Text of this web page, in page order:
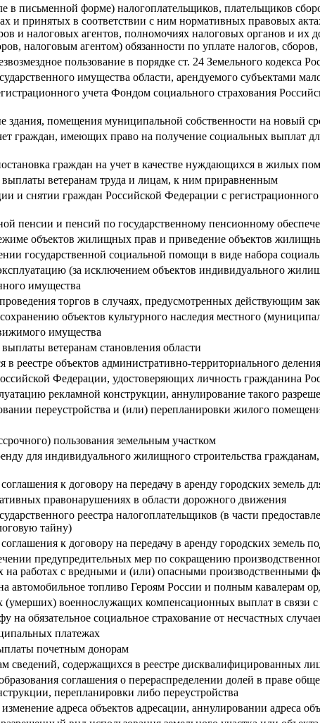
в письменной форме) налогоплательщиков, плательщиков
и принятых в соответствии с ним нормативных правовых
и налоговых агентов, полномочиях налоговых органов и
налоговым агентом) обязанности по уплате налогов,
пользование в порядке ст. 24 Земельного кодекса
имущества области, арендуемого субъектами
учета Фондом социального страхования
здания, помещения муниципальной собственности на новый
граждан, имеющих право на получение социальных выплат
граждан на учет в качестве нуждающихся в жилых
ветеранам труда и лицам, к ним приравненным
и снятии граждан Российской Федерации с
пенсии и пенсий по государственному пенсионному
объектов жилищных прав и приведение объектов
государственной социальной помощи в виде набора
(за исключением объектов индивидуального
имущества
торгов в случаях, предусмотренных действующим
объектов культурного наследия местного
имущества
ветеранам становления области
реестре объектов административно-территориального
Федерации, удостоверяющих личность гражданина
рекламной конструкции, аннулирование такого
переустройства и (или) перепланировки жилого
пользования земельным участком
для индивидуального жилищного строительства
к договору на передачу в аренду городских земель
правонарушениях в области дорожного движения
реестра налогоплательщиков (в части
тайну)
к договору на передачу в аренду городских
предупредительных мер по сокращению
на работах с вредными и (или) опасными производственными
автомобильное топливо Героям России и полным кавалерам
(умерших) военнослужащих компенсационных выплат в связи
на обязательное социальное страхование от несчастных
платежах
почетным донорам
сведений, содержащихся в реестре дисквалифицированных
соглашения о перераспределении долей в праве
перепланировки либо переустройства
адреса объектов адресации, аннулировании адреса